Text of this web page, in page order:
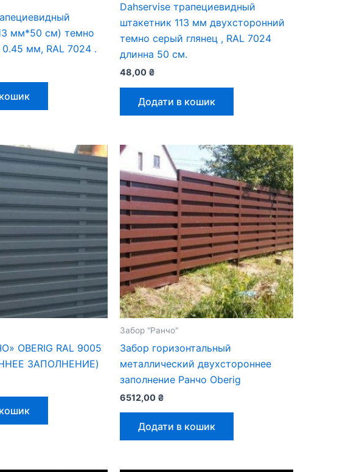
мм*50 см) темно
0.45 мм, RAL 7024 .
Dahservise трапециевидный
штакетник 113 мм двухсторонний
темно серый глянец , RAL 7024
длинна 50 см.
48,00 ₴
Додати в кошик
OBERIG RAL 9005
ЗАПОЛНЕНИЕ)
Забор "Ранчо"
Забор горизонтальный
металлический двухстороннее
заполнение Ранчо Oberig
6512,00 ₴
Додати в кошик